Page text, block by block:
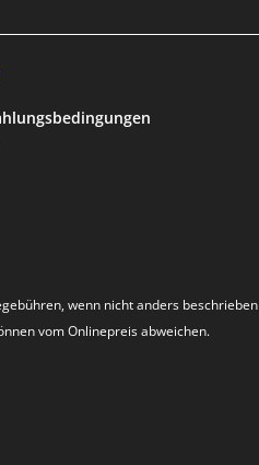
wenn nicht anders beschrieben
vom Onlinepreis abweichen.